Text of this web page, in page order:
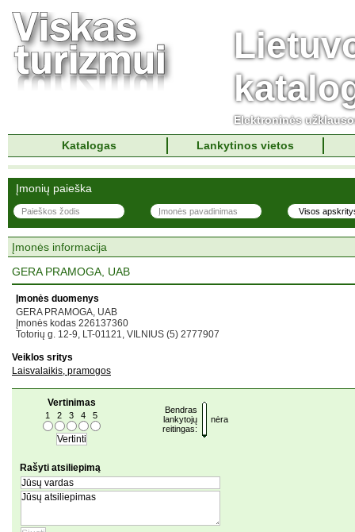
Elektroninės
Katalogas
Lankytinos vietos
Įmonių paieška
Įmonės informacija
GERA PRAMOGA, UAB
Įmonės duomenys
GERA PRAMOGA, UAB
Įmonės kodas 226137360
Totorių g. 12-9, LT-01121, VILNIUS (5) 2777907
Veiklos sritys
Laisvalaikis, pramogos
Vertinimas
1 2 3 4 5
Bendras
lankytojų
reitingas:
nėra
Rašyti atsiliepimą